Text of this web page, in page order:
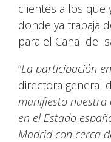
clientes a los que
donde ya trabaja
para el Canal de
“La participación
directora general
manifiesto
en el Estado
Madrid con cerca